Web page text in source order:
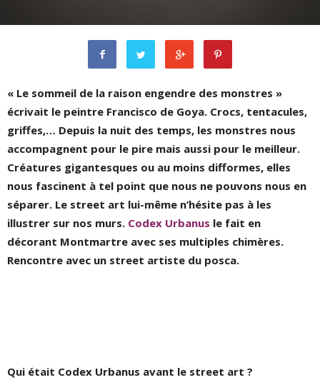
« Le sommeil de la raison engendre des monstres »
écrivait le peintre Francisco de Goya. Crocs, tentacules,
griffes,… Depuis la nuit des temps, les monstres nous
accompagnent pour le pire mais aussi pour le meilleur.
Créatures gigantesques ou au moins difformes, elles
nous fascinent à tel point que nous ne pouvons nous en
séparer. Le street art lui-même n’hésite pas à les
illustrer sur nos murs. Codex Urbanus le fait en
décorant Montmartre avec ses multiples chimères.
Rencontre avec un street artiste du posca.
Qui était Codex Urbanus avant le street art ?